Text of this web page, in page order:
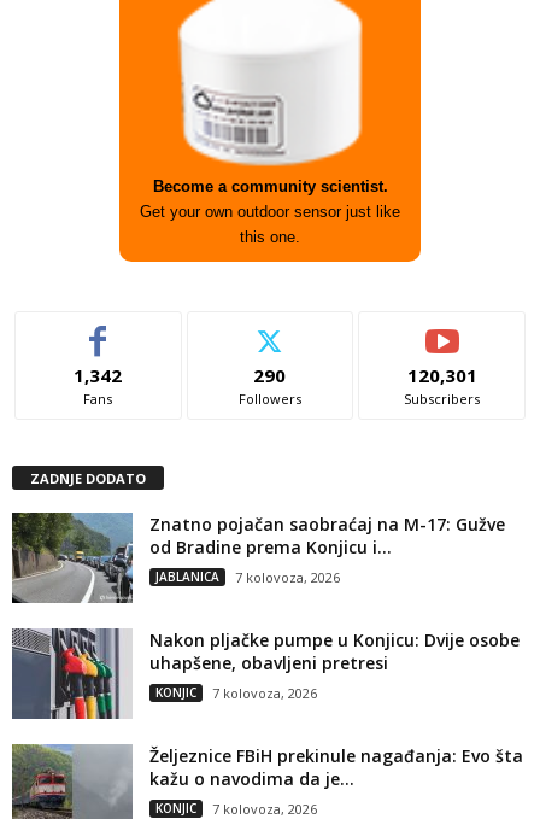
Become a community scientist.
Get your own outdoor sensor just like
this one.
1,342
Fans
290
Followers
120,301
Subscribers
ZADNJE DODATO
Znatno pojačan saobraćaj na M-17: Gužve
od Bradine prema Konjicu i...
JABLANICA 7 kolovoza, 2026
Nakon pljačke pumpe u Konjicu: Dvije osobe
uhapšene, obavljeni pretresi
KONJIC 7 kolovoza, 2026
Željeznice FBiH prekinule nagađanja: Evo šta
kažu o navodima da je...
KONJIC 7 kolovoza, 2026